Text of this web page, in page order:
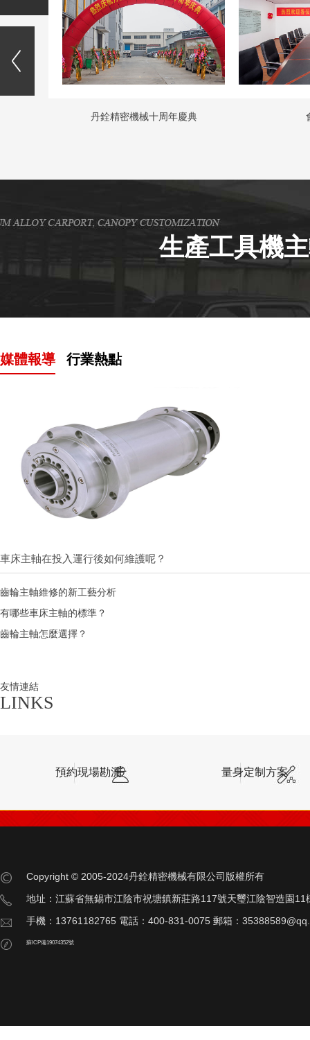
會議室 丹銓精
生產工具機
媒體報導 行業熱點
車床主軸在投入運行後如何維護呢？
齒輪主軸維修的新工藝分析
有哪些車床主軸的標準？
齒輪主軸怎麼選擇？
友情連結
LINKS
預約現場勘測 量身定制方案
Copyright © 2005-2024丹銓精密機械有限公司版權所有
地址：江蘇省無錫市江陰市祝塘鎮新莊路117號天璽江陰智造園11
手機：13761182765 電話：400-831-0075 郵箱：
蘇ICP備19074352號